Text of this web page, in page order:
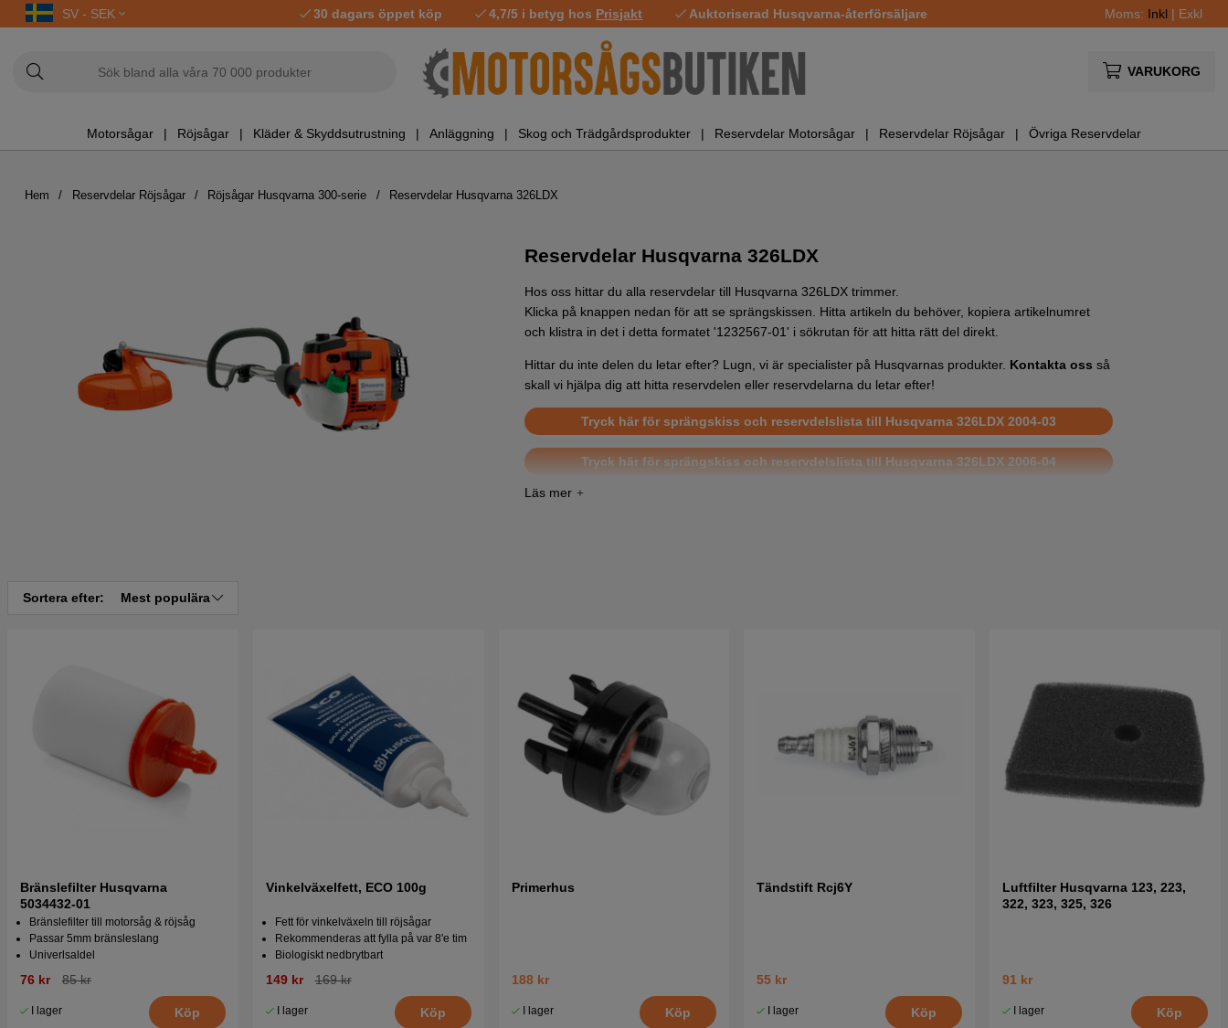
SV - SEK 30 dagars öppet köp 4,7/5 i betyg hos Prisjakt Auktoriserad Husqvarna-återförsäljare Moms: Inkl | Exkl
VARUKORG
Motorsågar Röjsågar Kläder & Skyddsutrustning Anläggning Skog och Trädgårdsprodukter Reservdelar Motorsågar Reservdelar Röjsågar Övriga Reservdelar
Hem Reservdelar Röjsågar Röjsågar Husqvarna 300-serie Reservdelar Husqvarna 326LDX
Reservdelar Husqvarna 326LDX
Hos oss hittar du alla reservdelar till Husqvarna 326LDX trimmer.
Klicka på knappen nedan för att se sprängskissen. Hitta artikeln du behöver, kopiera artikelnumret
och klistra in det i detta formatet '1232567-01' i sökrutan för att hitta rätt del direkt.
Hittar du inte delen du letar efter? Lugn, vi är specialister på Husqvarnas produkter. Kontakta oss så
skall vi hjälpa dig att hitta reservdelen eller reservdelarna du letar efter!
Tryck här för sprängskiss och reservdelslista till Husqvarna 326LDX 2004-03
Tryck här för sprängskiss och reservdelslista till Husqvarna 326LDX 2006-04
Tryck här för sprängskiss och reservdelslista till Husqvarna 326LDX 2006-04
Tryck här för sprängskiss och reservdelslista till Husqvarna 326LDX 20023100001-
20041000000
Tryck här för sprängskiss och reservdelslista till Husqvarna 326LDX 20041000001-
Tryck här för sprängskiss och reservdelslista till Husqvarna 326LDX 20070100001-
Sortera efter: Mest populära
Bränslefilter Husqvarna
5034432-01
Bränslefilter till motorsåg & röjsåg
Passar 5mm bränsleslang
Univerlsaldel
76 kr 85 kr
I lager Köp
Vinkelväxelfett, ECO 100g
Fett för vinkelväxeln till röjsågar
Rekommenderas att fylla på var 8'e tim
Biologiskt nedbrytbart
149 kr 169 kr
I lager Köp
Primerhus
188 kr
I lager Köp
Tändstift Rcj6Y
55 kr
I lager Köp
Luftfilter Husqvarna 123, 223,
322, 323, 325, 326
91 kr
I lager Köp